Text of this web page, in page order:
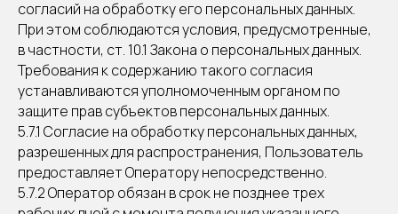
согласий на обработку его персональных данных.
При этом соблюдаются условия, предусмотренные,
в частности, ст. 10.1 Закона о персональных данных.
Требования к содержанию такого согласия
устанавливаются уполномоченным органом по
защите прав субъектов персональных данных.
5.7.1 Согласие на обработку персональных данных,
разрешенных для распространения, Пользователь
предоставляет Оператору непосредственно.
5.7.2 Оператор обязан в срок не позднее трех